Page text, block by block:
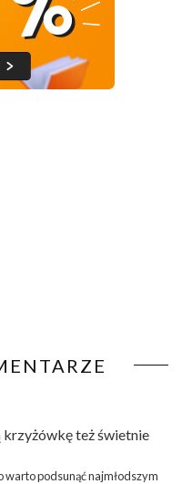
krzyżówkęteż świetnie
warto podsunąć najmłodszym